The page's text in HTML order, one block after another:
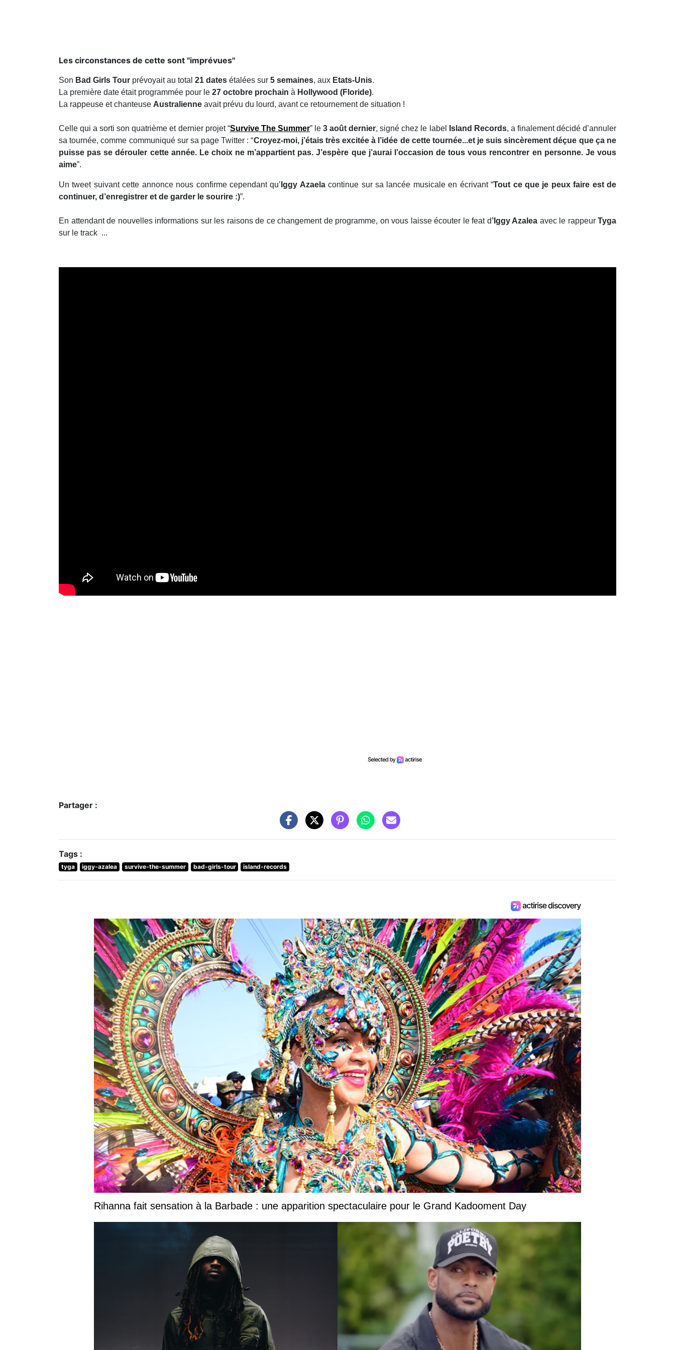
Les circonstances de cette sont ''imprévues''
Son Bad Girls Tour prévoyait au total 21 dates étalées sur 5 semaines, aux Etats-Unis.
La première date était programmée pour le 27 octobre prochain à Hollywood (Floride).
La rappeuse et chanteuse Australienne avait prévu du lourd, avant ce retournement de situation !
Celle qui a sorti son quatrième et dernier projet “Survive The Summer” le3 août dernier, signé chez le label Island Records, a finalement décidé d’annuler
sa tournée, comme communiqué sur sa page Twitter : “Croyez-moi, j’étais très excitée à l’idée de cette tournée...et je suis sincèrement déçue que ça ne
puisse pas se dérouler cette année. Le choix ne m’appartient pas. J’espère que j’aurai l’occasion de tous vous rencontrer en personne. Je vous
aime”.
Un tweet suivant cette annonce nous confirme cependant qu’ Iggy Azaelacontinue sur sa lancée musicale en écrivant “Tout ce que je peux faire est de
continuer, d’enregistrer et de garder le sourire :)”.
En attendant de nouvelles informations sur les raisons de ce changement de programme, on vous laisse écouter le feat d’Iggy Azalea avec le rappeur Tyga
sur le track ...
Partager :
Tags :
tyga iggy-azalea survive-the-summer bad-girls-tour island-records
Rihanna fait sensation à la Barbade : une apparition spectaculaire pour le Grand Kadooment Day